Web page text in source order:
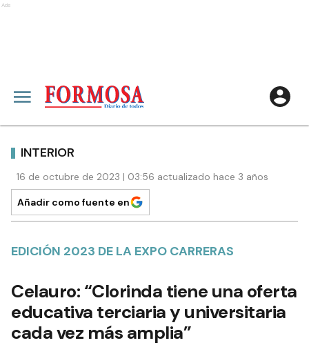
Ads
INTERIOR
16 de octubre de 2023 | 03:56 actualizado hace 3 años
Añadir como fuente en
EDICIÓN 2023 DE LA EXPO CARRERAS
Celauro: “Clorinda tiene una oferta
educativa terciaria y universitaria
cada vez más amplia”